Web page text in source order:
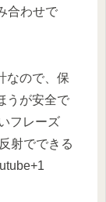
合わせで
なので、保
うが安全で
フレーズ
射でできる